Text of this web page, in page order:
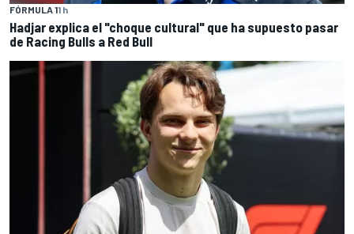
FÓRMULA 11 h
Hadjar explica el "choque cultural" que ha supuesto pasar
de Racing Bulls a Red Bull